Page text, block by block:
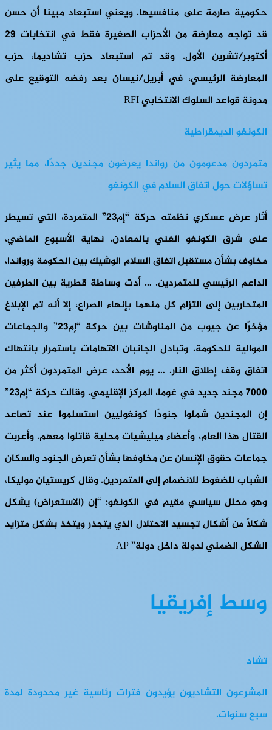
حكومية صارمة على منافسيها. ويعني استبعاد مبينا أن حسن
قد تواجه معارضة من الأحزاب الصغيرة فقط في انتخابات 29
أكتوبر/تشرين الأول. وقد تم استبعاد حزب تشاديما، حزب
المعارضة الرئيسي، في أبريل/نيسان بعد رفضه التوقيع على
مدونة قواعد السلوك الانتخابي RFI
الكونغو الديمقراطية
متمردون مدعومون من رواندا يعرضون مجندين جددًا، مما يثير
تساؤلات حول اتفاق السلام في الكونغو
أثار عرض عسكري نظمته حركة “إم23” المتمردة، التي تسيطر
على شرق الكونغو الغني بالمعادن، نهاية الأسبوع الماضي،
مخاوف بشأن مستقبل اتفاق السلام الوشيك بين الحكومة ورواندا،
الداعم الرئيسي للمتمردين. … أدت وساطة قطرية بين الطرفين
المتحاربين إلى التزام كل منهما بإنهاء الصراع، إلا أنه تم الإبلاغ
مؤخرًا عن جيوب من المناوشات بين حركة “إم23” والجماعات
الموالية للحكومة. وتبادل الجانبان الاتهامات باستمرار بانتهاك
اتفاق وقف إطلاق النار. … يوم الأحد، عرض المتمردون أكثر من
7000 مجند جديد في غوما، المركز الإقليمي. وقالت حركة “إم23”
إن المجندين شملوا جنودًا كونغوليين استسلموا عند تصاعد
القتال هذا العام، وأعضاء ميليشيات محلية قاتلوا معهم. وأعربت
جماعات حقوق الإنسان عن مخاوفها بشأن تعرض الجنود والسكان
الشباب للضغوط للانضمام إلى المتمردين. وقال كريستيان موليكا،
وهو محلل سياسي مقيم في الكونغو: “إن (الاستعراض) يشكل
شكلاً من أشكال تجسيد الاحتلال الذي يتجذر ويتخذ بشكل متزايد
الشكل الضمني لدولة داخل دولة” AP
وسط إفريقيا
تشاد
المشرعون التشاديون يؤيدون فترات رئاسية غير محدودة لمدة
سبع سنوات.